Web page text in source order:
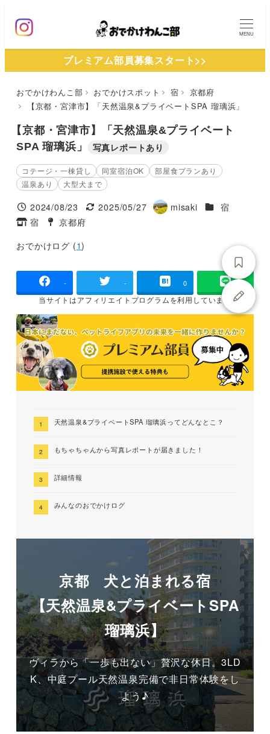
ン
MENU
プレミアム部員募集スタート>>
おでかけわんこ部 おでかけスポット 宿
京都府
【京都・宮津市】「天然温泉&プライベートSPA 瑠璃浜」
【京都・宮津市】「天然温泉&プライベート
SPA 瑠璃浜」
写真レポートあり
コテージ・一棟貸し 同室宿泊OK
部屋食プランあり
温泉あり
大型犬まで
投稿日
2024/08/23
更新日
2025/05/27
著
misaki 施設ジャンル
宿
タグ
宿
タグ
京都府
おでかけログ (1)
- - 0
当サイトはアフィリエイトプログラムを利用しています
天然温泉&プライベートSPA 瑠璃浜ってどんなとこ？
もちゃちゃんから写真レポートが届きました！
詳細情報
みんなのおでかけログ
京都 犬と泊まれる宿
【天然温泉&プライベートSPA
瑠璃浜】
ヴィラから「一歩も出ない」贅沢な休日。3LD
K、中庭プール天然温泉完備で非日常体験をし
よう♪